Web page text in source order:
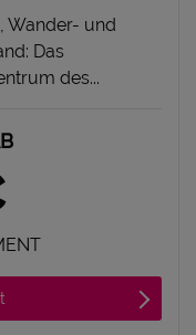
Wander- und
Das
des...